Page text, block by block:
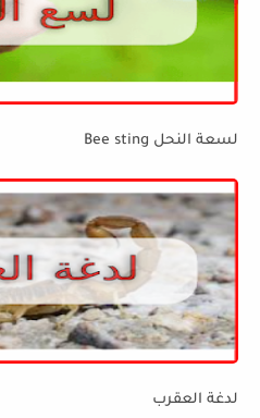
لسعة النحل Bee sting
لدغة العقرب